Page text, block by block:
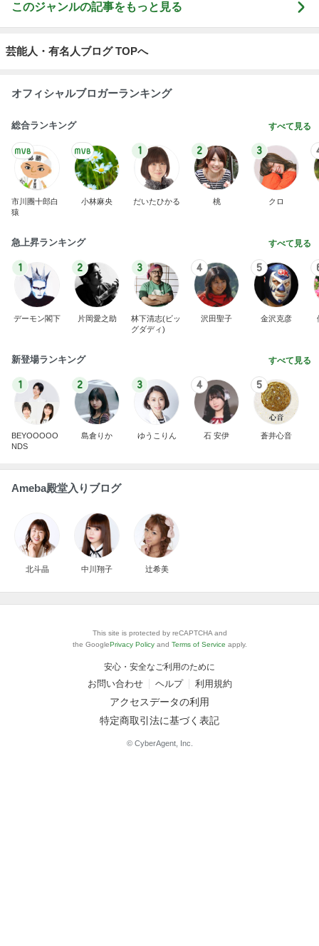
このジャンルの記事をもっと見る
芸能人・有名人ブログ TOPへ
オフィシャルブロガーランキング
総合ランキング すべて見る
市川團十郎白
猿
小林麻央
1
だいたひかる
2
桃
3
クロ
急上昇ランキング すべて見る
1
デーモン閣下
2
片岡愛之助
3
林下清志(ビッ
グダディ)
4
沢田聖子
5
金沢克彦
新登場ランキング すべて見る
1
BEYOOOOO
NDS
2
島倉りか
3
ゆうこりん
4
石 安伊
5
蒼井心音
Ameba殿堂入りブログ
北斗晶 中川翔子 辻希美
This site is protected by reCAPTCHA and
the GooglePrivacy Policy and Terms of Service apply.
安心・安全なご利用のために
お問い合わせ ヘルプ 利用規約
アクセスデータの利用
特定商取引法に基づく表記
© CyberAgent, Inc.